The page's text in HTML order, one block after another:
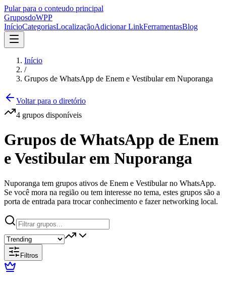
Pular para o conteudo principal
GruposdoWPP
InícioCategoriasLocalizaçãoAdicionar LinkFerramentasBlog
Início
/
Grupos de WhatsApp de Enem e Vestibular em Nuporanga
Voltar para o diretório
4 grupos disponíveis
Grupos de WhatsApp de Enem
e Vestibular em Nuporanga
Nuporanga tem grupos ativos de Enem e Vestibular no WhatsApp.
Se você mora na região ou tem interesse no tema, estes grupos são a
porta de entrada para trocar conhecimento e fazer networking local.
Filtros